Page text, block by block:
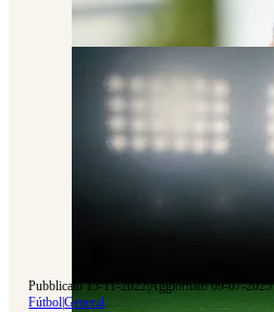
Pubblicato 15-11-2022|Aggiornato 09-07-2025
Fútbol|General